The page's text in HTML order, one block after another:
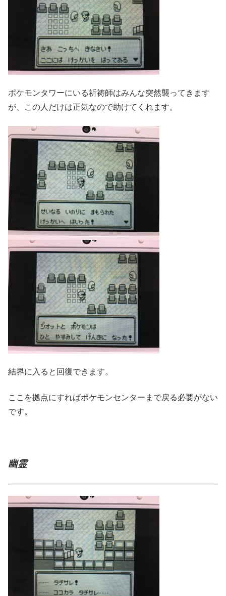
ポケモンタワーにいる祈祷師はみんな突然襲ってきます
が、この人だけは正気なので助けてくれます。
結界に入ると回復できます。
ここを拠点にすればポケモンセンターまで戻る必要がない
です。
幽霊